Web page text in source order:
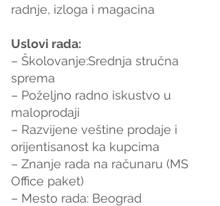
radnje, izloga i magacina
Uslovi rada:
– Školovanje:Srednja stručna
sprema
– Poželjno radno iskustvo u
maloprodaji
– Razvijene veštine prodaje i
orijentisanost ka kupcima
– Znanje rada na računaru (MS
Office paket)
– Mesto rada: Beograd